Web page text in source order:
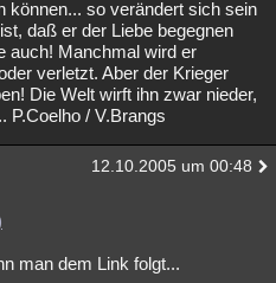
können... so verändert sich sein
daß er der Liebe begegnen
auch! Manchmal wird er
verletzt. Aber der Krieger
Die Welt wirft ihn zwar nieder,
P.Coelho / V.Brangs
12.10.2005 um 00:48
man dem Link folgt...